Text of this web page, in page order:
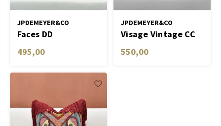
JPDEMEYER&CO
Faces DD
495,00
JPDEMEYER&CO
Visage Vintage CC
550,00